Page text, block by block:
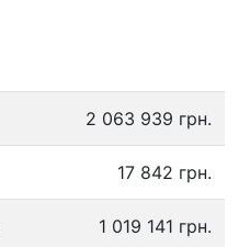
2 063 939 грн.
17 842 грн.
1 019 141 грн.